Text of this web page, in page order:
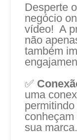
Desperte
negócio
vídeo! A
não
também
✅
uma
sua marca.